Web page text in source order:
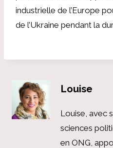
industrielle de l’Europe
de l’Ukraine pendant la
Louise
Louise, avec
sciences
en ONG,